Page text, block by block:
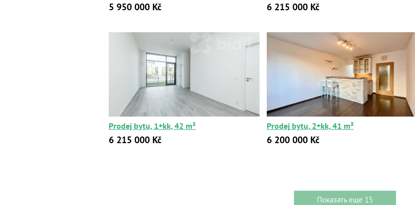
5 950 000 Kč 6 215 000 Kč
Prodej bytu, 1+kk, 42 m²
6 215 000 Kč
Prodej bytu, 2+kk, 41 m²
6 200 000 Kč
Показать еще 15